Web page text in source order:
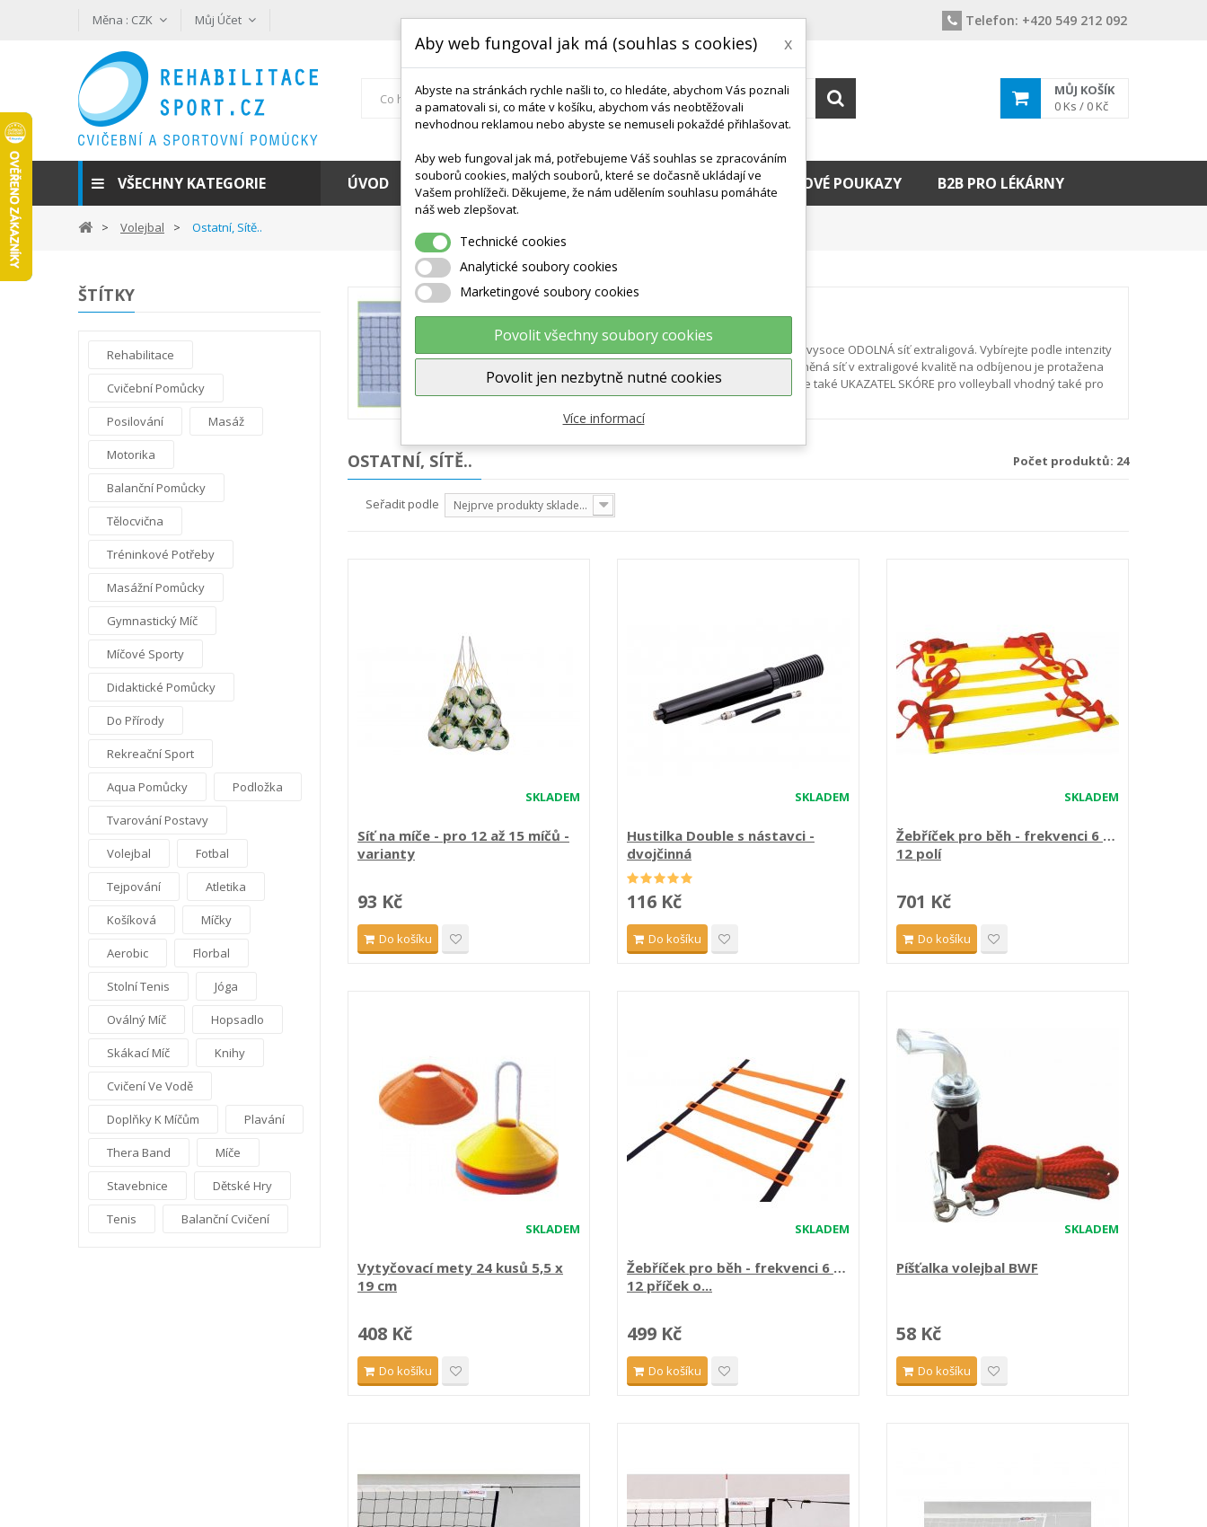
Měna : CZK Můj Účet Telefon: +420 549 212 092
MŮJ KOŠÍK
0 Ks / 0 Kč
VŠECHNY KATEGORIE ÚVOD KONTAKT DODÁNÍ A TERMÍNY CZ & SK DÁRKOVÉ POUKAZY B2B PRO LÉKÁRNY
Volejbal Ostatní, Sítě..
ŠTÍTKY
Rehabilitace
Cvičební Pomůcky
Posilování Masáž
Motorika
Balanční Pomůcky
Tělocvična
Tréninkové Potřeby
Masážní Pomůcky
Gymnastický Míč
Míčové Sporty
Didaktické Pomůcky
Do Přírody
Rekreační Sport
Aqua Pomůcky Podložka
Tvarování Postavy
Volejbal Fotbal
Tejpování Atletika
Košíková Míčky
Aerobic Florbal
Stolní Tenis Jóga
Oválný Míč Hopsadlo
Skákací Míč Knihy
Cvičení Ve Vodě
Doplňky K Míčům Plavání
Thera Band Míče
Stavebnice Dětské Hry
Tenis Balanční Cvičení
OSTATNÍ, SÍTĚ..
K dodání jsou připraveny sítě pro REKREAČNÍ volejbal i vysoce ODOLNÁ síť extraligová. Vybírejte podle intenzity
využití volejbalové sítě se šňůrou nebo lankem. Již zmíněná síť v extraligové kvalitě na odbíjenou je protažena
kelvarem a opatřena šesti RYCHLOUPÍNÁKY. Dodáváme také UKAZATEL SKÓRE pro volleyball vhodný také pro
stolní tenis.
OSTATNÍ, SÍTĚ.. Počet produktů: 24
Seřadit podle Nejprve produkty skladem
SKLADEM
Síť na míče - pro 12 až 15 míčů -
varianty
93 Kč
Do košíku
SKLADEM
Hustilka Double s nástavci -
dvojčinná
116 Kč
Do košíku
SKLADEM
Žebříček pro běh - frekvenci 6 m,
12 polí
701 Kč
Do košíku
SKLADEM
Vytyčovací mety 24 kusů 5,5 x
19 cm
408 Kč
Do košíku
SKLADEM
Žebříček pro běh - frekvenci 6 m,
12 příček o...
499 Kč
Do košíku
SKLADEM
Píšťalka volejbal BWF
58 Kč
Do košíku
Aby web fungoval jak má (souhlas s cookies) x
Abyste na stránkách rychle našli to, co hledáte, abychom Vás poznali
a pamatovali si, co máte v košíku, abychom vás neobtěžovali
nevhodnou reklamou nebo abyste se nemuseli pokaždé přihlašovat.
Aby web fungoval jak má, potřebujeme Váš souhlas se zpracováním
souborů cookies, malých souborů, které se dočasně ukládají ve
Vašem prohlížeči. Děkujeme, že nám udělením souhlasu pomáháte
náš web zlepšovat.
Technické cookies
Analytické soubory cookies
Marketingové soubory cookies
Povolit všechny soubory cookies
Povolit jen nezbytně nutné cookies
Více informací